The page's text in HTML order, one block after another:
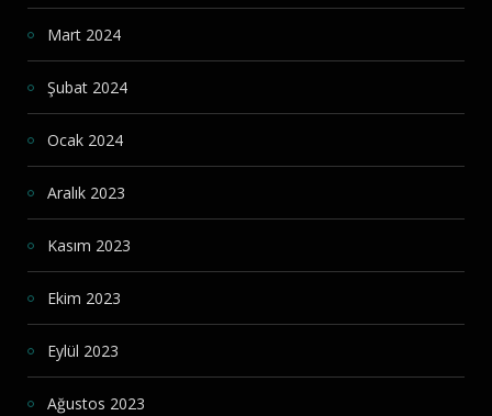
Mart 2024
Şubat 2024
Ocak 2024
Aralık 2023
Kasım 2023
Ekim 2023
Eylül 2023
Ağustos 2023